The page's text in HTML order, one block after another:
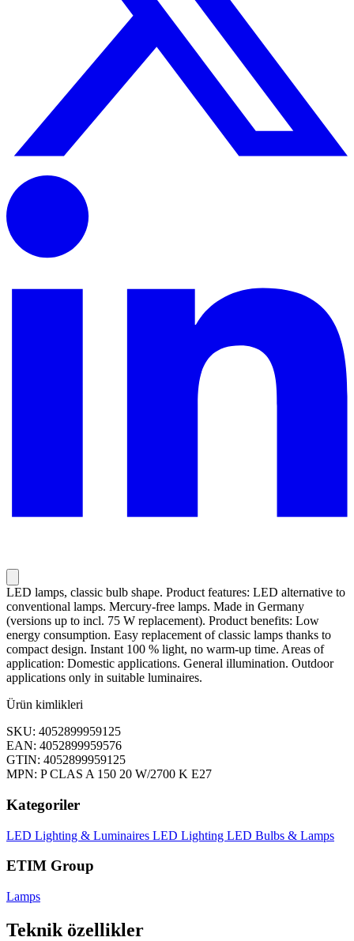
LED lamps, classic bulb shape. Product features: LED alternative to
conventional lamps. Mercury-free lamps. Made in Germany
(versions up to incl. 75 W replacement). Product benefits: Low
energy consumption. Easy replacement of classic lamps thanks to
compact design. Instant 100 % light, no warm-up time. Areas of
application: Domestic applications. General illumination. Outdoor
applications only in suitable luminaires.
Ürün kimlikleri
SKU: 4052899959125
EAN: 4052899959576
GTIN: 4052899959125
MPN: P CLAS A 150 20 W/2700 K E27
Kategoriler
LED Lighting & Luminaires LED Lighting LED Bulbs & Lamps
ETIM Group
Lamps
Teknik özellikler